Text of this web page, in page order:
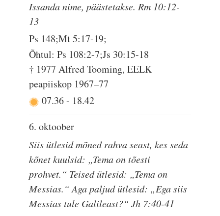
Issanda nime, päästetakse. Rm 10:12-
13
Ps 148;Mt 5:17-19;
Õhtul: Ps 108:2-7;Js 30:15-18
† 1977 Alfred Tooming, EELK
peapiiskop 1967–77
07.36- 18.42
6. oktoober
Siis ütlesid mõned rahva seast, kes seda
kõnet kuulsid: „Tema on tõesti
prohvet.“ Teised ütlesid: „Tema on
Messias.“ Aga paljud ütlesid: „Ega siis
Messias tule Galileast?“ Jh 7:40-41